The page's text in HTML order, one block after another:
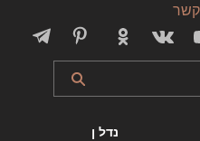
קשר
נדל ן